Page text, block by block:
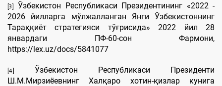
[3]
Ўзбекистон Республикаси Президентининг «2022 -
2026 йилларга мўлжалланган Янги Ўзбекистоннинг
Тараққиёт стратегияси тўғрисида» 2022 йил 28
январдаги ПФ-60-сон Фармони,
https://lex.uz/docs/5841077
[4]
Ўзбекистон Республикаси Президенти
Ш.М.Мирзиёевнинг Халқаро хотин-қизлар кунига